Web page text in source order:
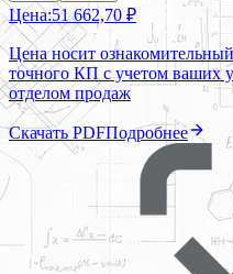
Цена:51 662,70 ₽
Цена носит
точного КП с учетом ваших
отделом продаж
Скачать PDFПодробнее